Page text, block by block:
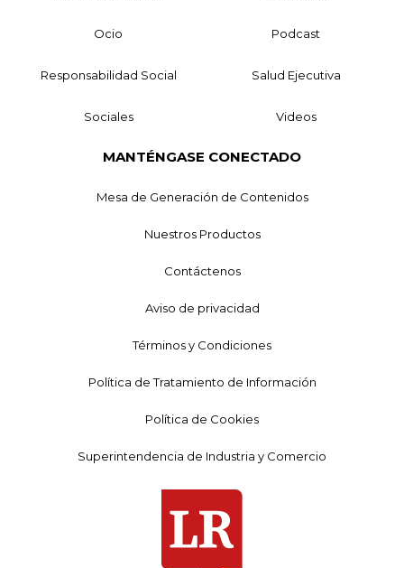
Ocio Podcast
Responsabilidad Social Salud Ejecutiva
Sociales Videos
MANTÉNGASE CONECTADO
Mesa de Generación de Contenidos
Nuestros Productos
Contáctenos
Aviso de privacidad
Términos y Condiciones
Política de Tratamiento de Información
Política de Cookies
Superintendencia de Industria y Comercio